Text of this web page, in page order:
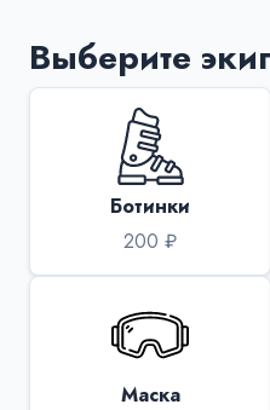
Выберите
Ботинки
200 ₽
Маска